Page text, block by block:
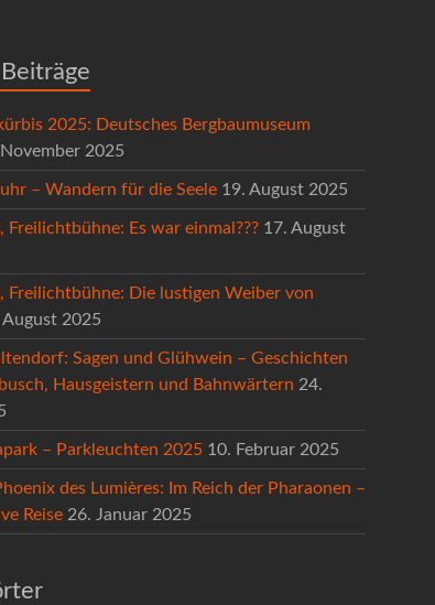
2025: Deutsches Bergbaumuseum
2025
– Wandern für die Seele 19. August 2025
Freilichtbühne: Es war einmal??? 17. August
Freilichtbühne: Die lustigen Weiber von
August 2025
Sagen und Glühwein – Geschichten
Hausgeistern und Bahnwärtern 24.
– Parkleuchten 2025 10. Februar 2025
des Lumières: Im Reich der Pharaonen –
Reise 26. Januar 2025